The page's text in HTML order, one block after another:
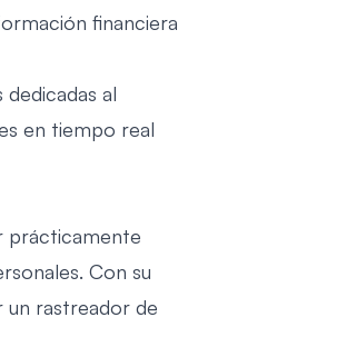
financiera
al
en tiempo real
prácticamente
Con su
un rastreador de